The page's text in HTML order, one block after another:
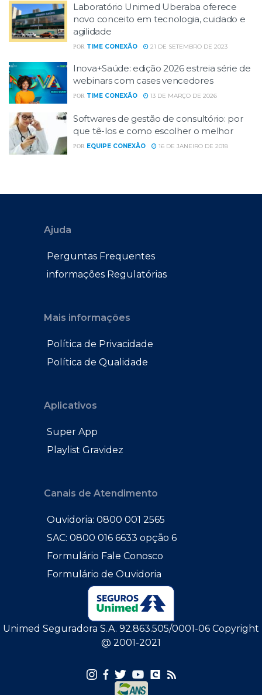
Laboratório Unimed Uberaba oferece
novo conceito em tecnologia, cuidado e
agilidade
POR TIME CONEXÃO 21 DE SETEMBRO DE 2023
Inova+Saúde: edição 2026 estreia série de
webinars com cases vencedores
POR TIME CONEXÃO 13 DE MARÇO DE 2026
Softwares de gestão de consultório: por
que tê-los e como escolher o melhor
POR EQUIPE CONEXÃO 16 DE JANEIRO DE 2018
Ajuda
Perguntas Frequentes
informações Regulatórias
Mais informações
Política de Privacidade
Política de Qualidade
Aplicativos
Super App
Playlist Gravidez
Canais de Atendimento
Ouvidoria: 0800 001 2565
SAC: 0800 016 6633 opção 6
Formulário Fale Conosco
Formulário de Ouvidoria
Unimed Seguradora S.A. 92.863.505/0001-06 Copyright
@ 2001-2021